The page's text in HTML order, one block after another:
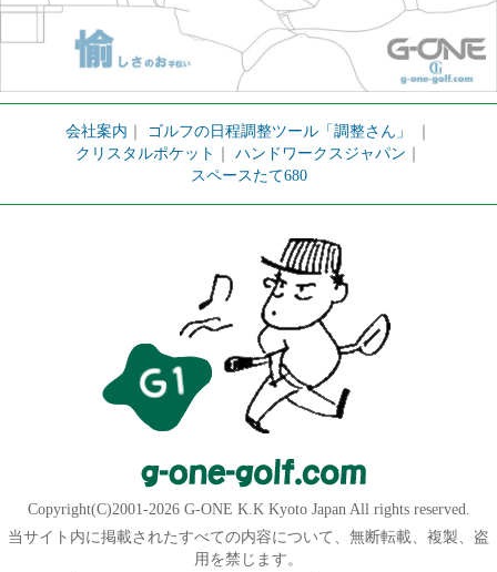
会社案内 ｜ ゴルフの日程調整ツール「調整さん」
｜
クリスタルポケット ｜ ハンドワークスジャパン ｜
スペースたて680
Copyright(C)2001-2026 G-ONE K.K Kyoto Japan All rights reserved.
当サイト内に掲載されたすべての内容について、無断転載、複製、盗
用を禁じます。